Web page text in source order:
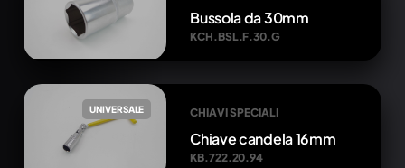
Bussola da 30mm
KCH.BSL.F.30.G
UNIVERSALE CHIAVI SPECIALI
Chiave candela 16mm
KB.722.20.94